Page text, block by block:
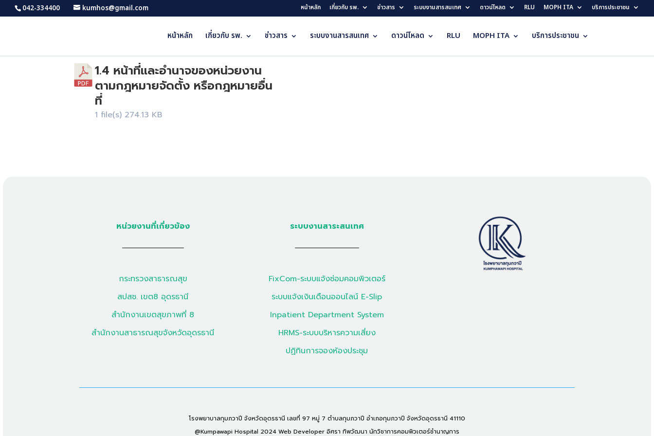
042-334400 kumhos@gmail.com หน้าหลัก เกี่ยวกับ รพ. ข่าวสาร ระบบงานสารสนเทศ ดาวน์โหลด RLU MOPH ITA บริการประชาชน
หน้าหลัก เกี่ยวกับ รพ. ข่าวสาร ระบบงานสารสนเทศ ดาวน์โหลด RLU MOPH ITA บริการประชาชน
1.4 หน้าที่และอำนาจของหน่วยงาน
ตามกฎหมายจัดตั้ง หรือกฎหมายอื่น
ที่
1 file(s) 274.13 KB
หน่วยงานที่เกี่ยวข้อง
กระทรวงสาธารณสุข
สปสช. เขต8 อุดรธานี
สำนักงานเขตสุขภาพที่ 8
สำนักงานสาธารณสุขจังหวัดอุดรธานี
ระบบงานสาระสนเทศ
FixCom-ระบบแจ้งซ่อมคอมพิวเตอร์
ระบบแจ้งเงินเดือนออนไลน์ E-Slip
Inpatient Department System
HRMS-ระบบบริหารความเสี่ยง
ปฏิทินการจองห้องประชุม
โรงพยาบาลกุมภวาปี จังหวัดอุดรธานี เลขที่ 97 หมู่ 7 ตำบลกุมภวาปี อำเภอกุมภวาปี จังหวัดอุดรธานี 41110
@Kumpawapi Hospital 2024 Web Developer อิศรา ทิพวัฒนา นักวิชาการคอมพิวเตอร์ชำนาญการ